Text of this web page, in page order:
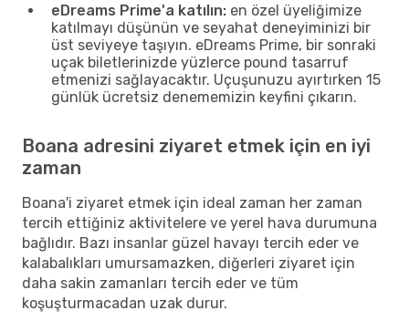
eDreams Prime'a katılın: en özel üyeliğimize
katılmayı düşünün ve seyahat deneyiminizi bir
üst seviyeye taşıyın. eDreams Prime, bir sonraki
uçak biletlerinizde yüzlerce pound tasarruf
etmenizi sağlayacaktır. Uçuşunuzu ayırtırken 15
günlük ücretsiz denememizin keyfini çıkarın.
Boana adresini ziyaret etmek için en iyi
zaman
Boana'i ziyaret etmek için ideal zaman her zaman
tercih ettiğiniz aktivitelere ve yerel hava durumuna
bağlıdır. Bazı insanlar güzel havayı tercih eder ve
kalabalıkları umursamazken, diğerleri ziyaret için
daha sakin zamanları tercih eder ve tüm
koşuşturmacadan uzak durur.